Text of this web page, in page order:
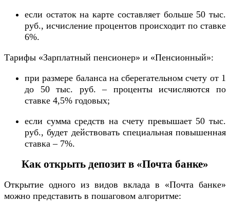
если остаток на карте составляет больше 50 тыс.
руб., исчисление процентов происходит по ставке
6%.
Тарифы «Зарплатный пенсионер» и «Пенсионный»:
при размере баланса на сберегательном счету от 1
до 50 тыс. руб. – проценты исчисляются по
ставке 4,5% годовых;
если сумма средств на счету превышает 50 тыс.
руб., будет действовать специальная повышенная
ставка – 7%.
Как открыть депозит в «Почта банке»
Открытие одного из видов вклада в «Почта банке»
можно представить в пошаговом алгоритме: